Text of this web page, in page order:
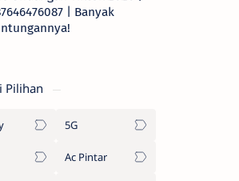
| Banyak
Pilihan
5G
Ac Pintar